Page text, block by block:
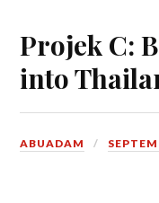
Projek C:
into
ABUADAM